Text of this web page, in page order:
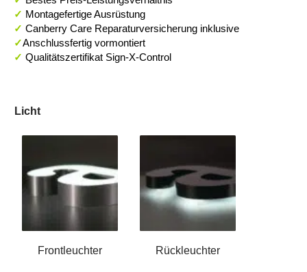
✓ Montagefertige Ausrüstung
✓ Canberry Care Reparaturversicherung inklusive
✓Anschlussfertig vormontiert
✓ Qualitätszertifikat Sign-X-Control
Licht
Frontleuchter Rückleuchter